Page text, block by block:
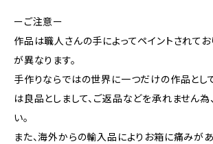
ーご注意ー
作品は職人さんの手によってペイントされて
が異なります。
手作りならではの世界に一つだけの作品とし
は良品としまして、ご返品などを承れません為
い。
また、海外からの輸入品によりお箱に痛みが